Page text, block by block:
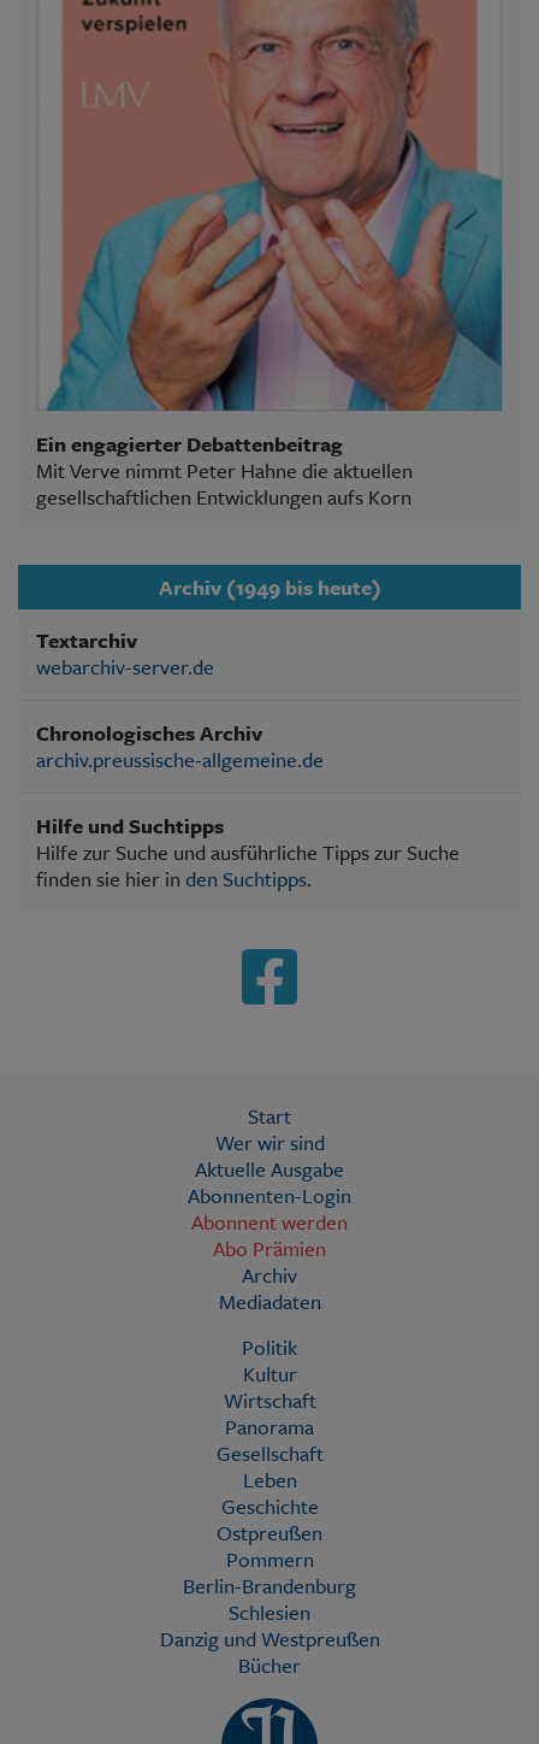
Ein engagierter Debattenbeitrag
Mit Verve nimmt Peter Hahne die aktuellen
gesellschaftlichen Entwicklungen aufs Korn
Archiv (1949 bis heute)
Textarchiv
webarchiv-server.de
Chronologisches Archiv
archiv.preussische-allgemeine.de
Hilfe und Suchtipps
Hilfe zur Suche und ausführliche Tipps zur Suche
finden sie hier in den Suchtipps.
Start
Wer wir sind
Aktuelle Ausgabe
Abonnenten-Login
Abonnent werden
Abo Prämien
Archiv
Mediadaten
Politik
Kultur
Wirtschaft
Panorama
Gesellschaft
Leben
Geschichte
Ostpreußen
Pommern
Berlin-Brandenburg
Schlesien
Danzig und Westpreußen
Bücher